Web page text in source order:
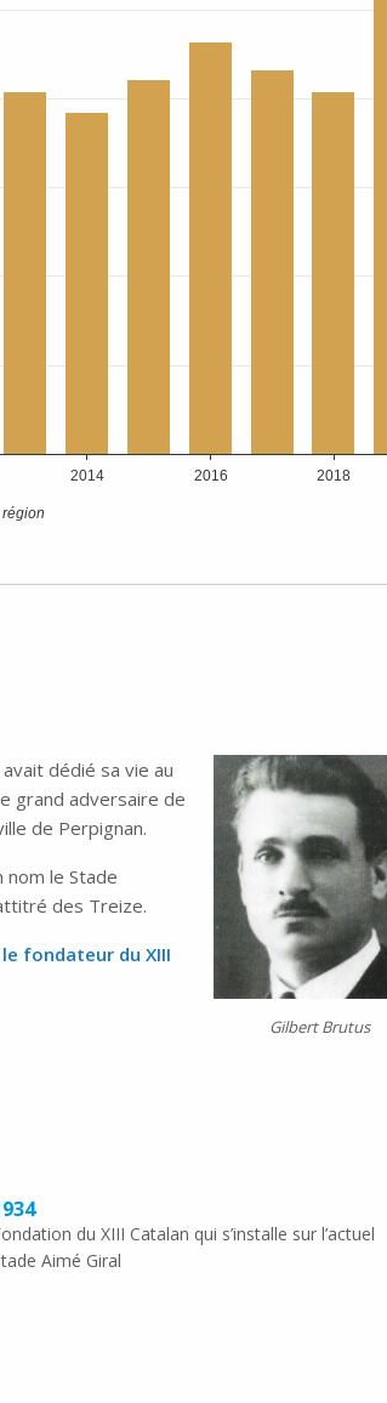
Gilbert Brutus
dédié sa vie au
grand adversaire de
de Perpignan.
le Stade
des Treize.
fondateur du XIII
du XIII Catalan qui s’installe sur l’actuel
Aimé Giral